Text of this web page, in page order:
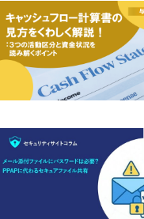
「キャッシュフロー計
「メール添付ファイル
PPAPに代わるセキュ